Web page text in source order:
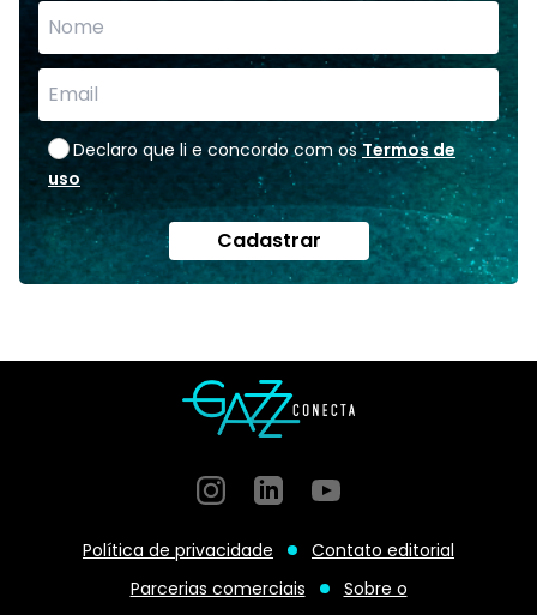
Declaro que li e concordo com os Termos de
uso
Cadastrar
InstagramGitHubGitHub
Política de privacidade
Contato editorial
Parcerias comerciais
Sobre o